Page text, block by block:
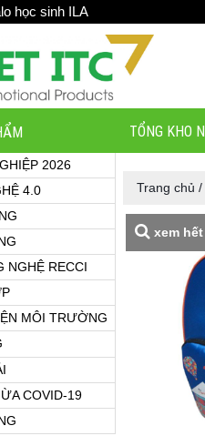
học sinh ILA
TỔNG KHO
2026
4.0
NGHỆ RECCI
MÔI TRƯỜNG
COVID-19
Trang chủ /
xem hết